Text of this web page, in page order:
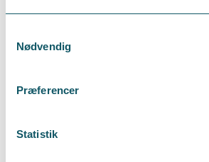
Nødvendig
Præferencer
Statistik
Andet
Tilmeld